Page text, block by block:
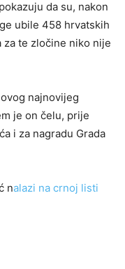
da su, nakon
ubile 458 hrvatskih
za te zločine niko nije
najnovijeg
je on čelu, prije
i za nagradu Grada
nalazi na crnoj listi